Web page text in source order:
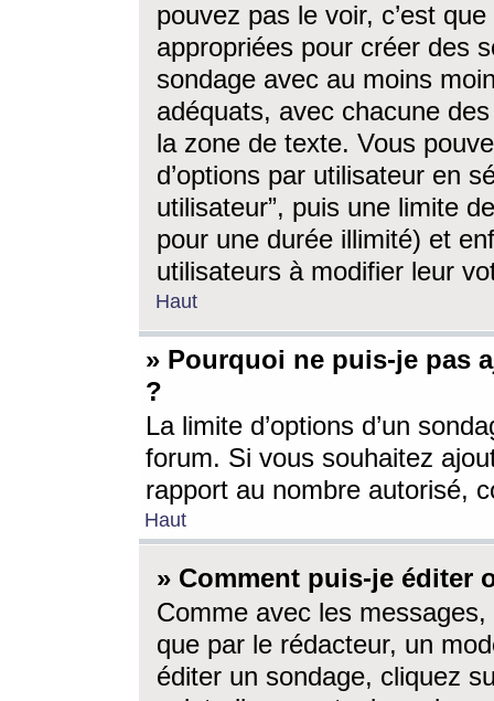
pouvez pas le voir, c’est
appropriées pour créer des
sondage avec au moins
adéquats, avec chacune
la zone de texte. Vous
d’options par utilisateur en
utilisateur”, puis une limite
pour une durée illimité) et
utilisateurs à modifier leur
Haut
» Pourquoi ne puis-je pas
?
La limite d’options d’un
forum. Si vous souhaitez
rapport au nombre autorisé,
Haut
» Comment puis-je éditer
Comme avec les
que par le rédacteur, un
éditer un sondage, cliquez